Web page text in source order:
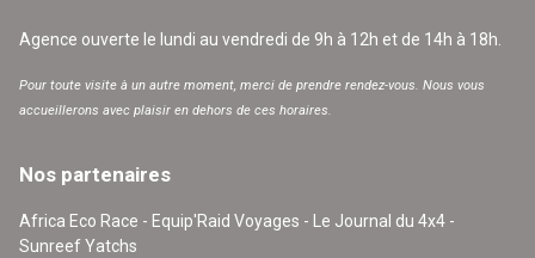
Agence ouverte le lundi au vendredi de 9h à 12h et de 14h à 18h.
Pour toute visite à un autre moment, merci de prendre rendez-vous. Nous vous
accueillerons avec plaisir en dehors de ces horaires.
Nos partenaires
Africa Eco Race - Equip'Raid Voyages - Le Journal du 4x4 -
Sunreef Yatchs